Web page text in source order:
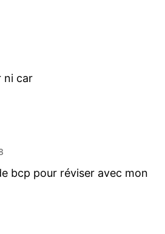
ni car
bcp pour réviser avec mon